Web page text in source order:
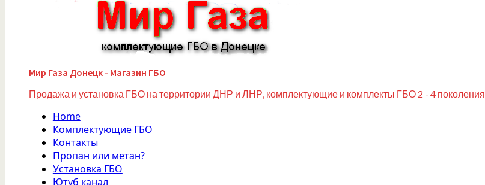
Мир Газа Донецк - Магазин ГБО
Продажа и установка ГБО на территории ДНР и ЛНР, комплектующие и комплекты ГБО 2 - 4 поколения
Home
Комплектующие ГБО
Контакты
Пропан или метан?
Установка ГБО
Ютуб канал